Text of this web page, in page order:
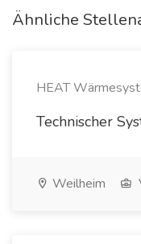
Ähnliche
HEAT
Technischer
Weilheim